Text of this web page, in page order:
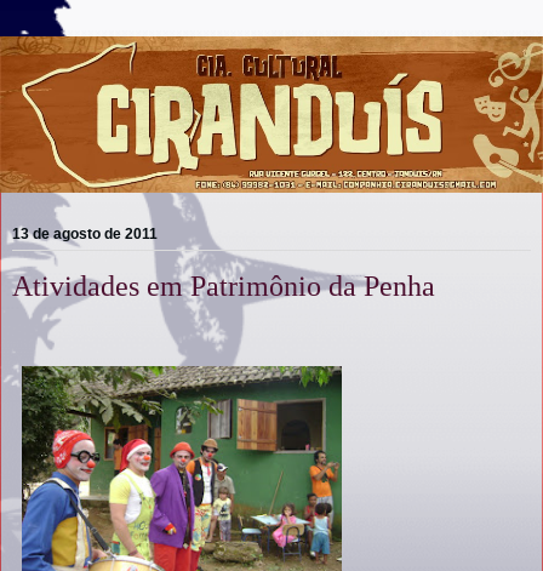
13 de agosto de 2011
Atividades em Patrimônio da Penha